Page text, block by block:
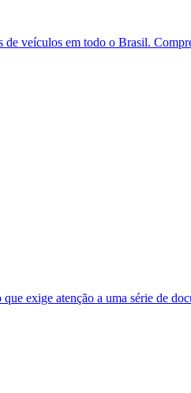
veículos em todo o Brasil.
exige atenção a uma série de